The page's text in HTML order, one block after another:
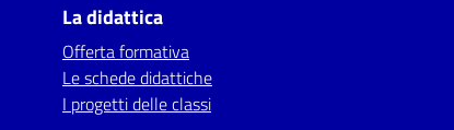
La didattica
Offerta formativa
Le schede didattiche
I progetti delle classi